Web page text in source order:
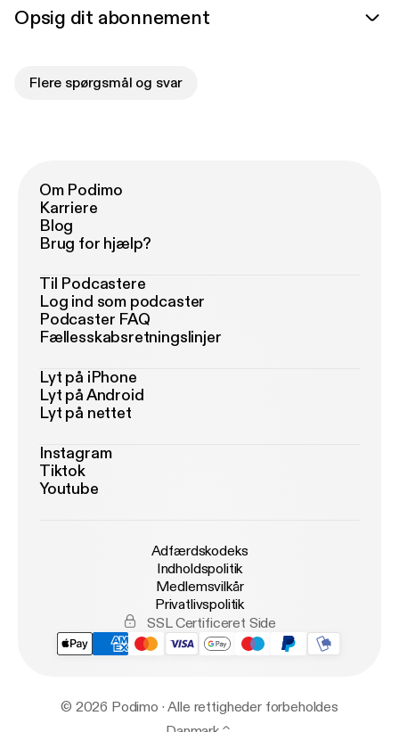
Opsig dit abonnement
Flere spørgsmål og svar
Om Podimo
Karriere
Blog
Brug for hjælp?
Til Podcastere
Log ind som podcaster
Podcaster FAQ
Fællesskabsretningslinjer
Lyt på iPhone
Lyt på Android
Lyt på nettet
Instagram
Tiktok
Youtube
Adfærdskodeks
Indholdspolitik
Medlemsvilkår
Privatlivspolitik
SSL Certificeret Side
© 2026 Podimo · Alle rettigheder forbeholdes